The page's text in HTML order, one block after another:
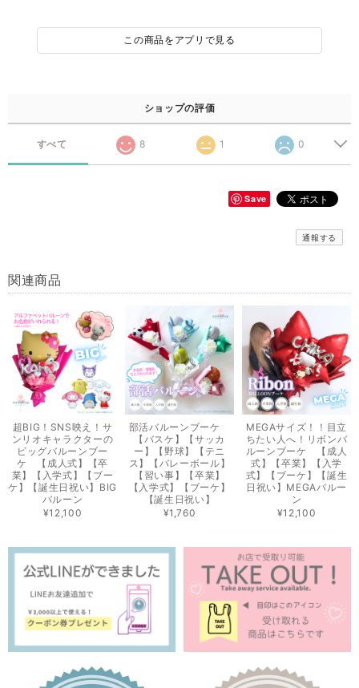
この商品をアプリで見る
ショップの評価
すべて 8 1 0
Save
通報する
関連商品
超BIG！SNS映え！サ
ンリオキャラクターの
ビッグバルーンブー
ケ 【成人式】【卒
業】【入学式】【ブー
ケ】【誕生日祝い】BIG
バルーン
¥12,100
部活バルーンブーケ
【バスケ】【サッカ
ー】【野球】【テニ
ス】【バレーボール】
【習い事】【卒業】
【入学式】【ブーケ】
【誕生日祝い】
¥1,760
MEGAサイズ！！目立
ちたい人へ！リボンバ
ルーンブーケ 【成人
式】【卒業】【入学
式】【ブーケ】【誕生
日祝い】MEGAバルー
ン
¥12,100